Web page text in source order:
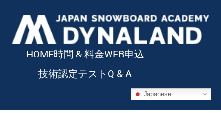
HOME時間 & 料金WEB申込
技術認定テスト Q & A
Japanese